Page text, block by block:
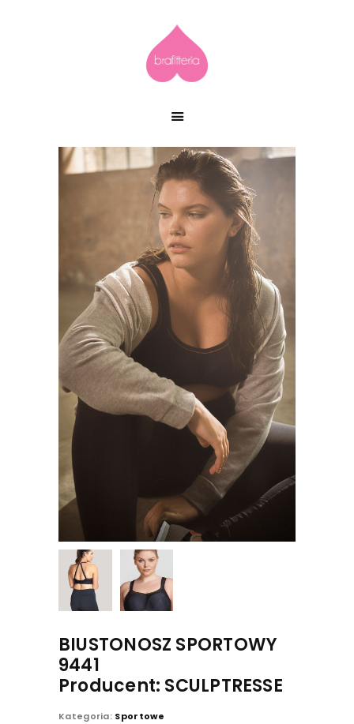
BIUSTONOSZ SPORTOWY
9441
Producent: SCULPTRESSE
Kategoria: Sportowe